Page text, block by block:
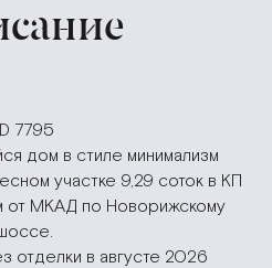
7795
дом в стиле минимализм
участке 9,29 соток в КП
от МКАД по Новорижскому
отделки в августе 2026